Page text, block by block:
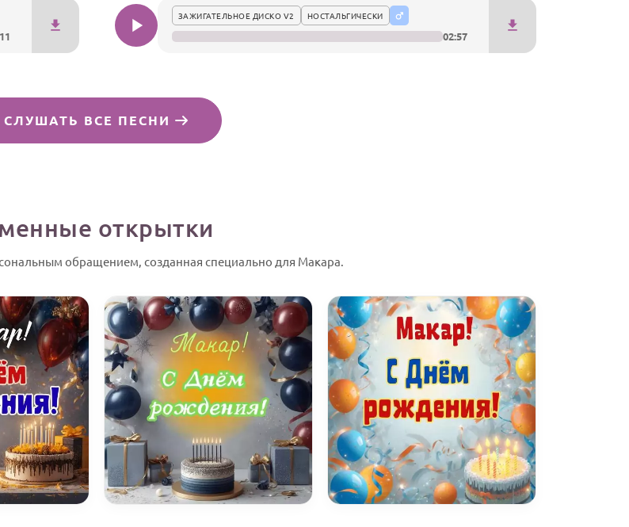
ЗАЖИГАТЕЛЬНОЕ ДИСКО V2 НОСТАЛЬГИЧЕСКИ
02:57
СЛУШАТЬ ВСЕ ПЕСНИ
открытки
обращением, созданная специально для Макара.